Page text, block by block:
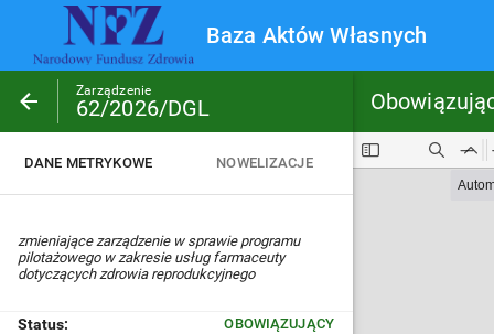
Baza
Aktów
Własnych
Menu
główne
Baza Aktów Własnych
POWRÓT
Zarządzenie
62/2026/DGL
DANE METRYKOWE NOWELIZACJE
zmieniające zarządzenie w sprawie programu
pilotażowego w zakresie usług farmaceuty
dotyczących zdrowia reprodukcyjnego
Status: OBOWIĄZUJĄCY
Dokument